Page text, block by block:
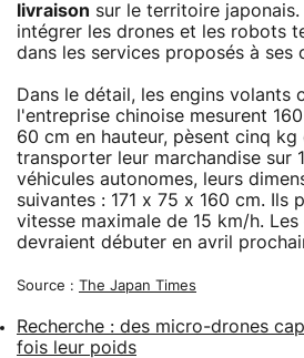
livraison sur le territoire
intégrer les drones et les robots
dans les services proposés à ses
Dans le détail, les engins volants
l'entreprise chinoise mesurent
60 cm en hauteur, pèsent cinq kg
transporter leur marchandise sur
véhicules autonomes, leurs
suivantes : 171 x 75 x 160 cm. Ils
vitesse maximale de 15 km/h.
devraient débuter en avril
Source : The Japan Times
Recherche : des micro-drones
fois leur poids